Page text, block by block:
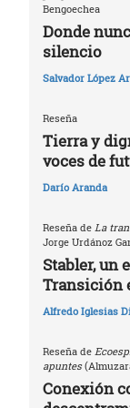
Bengoechea
Donde
silencio
Salvador López
Reseña
Tierra y
voces de
Darío Aranda
Reseña de La
Jorge Urdánoz
Stabler, un
Transición
Alfredo Iglesias
Reseña de
apuntes
Conexión